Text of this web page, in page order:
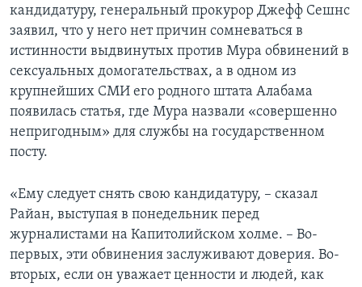
кандидатуру, генеральный прокурор Джефф Сешнс
заявил, что у него нет причин сомневаться в
истинности выдвинутых против Мура обвинений в
сексуальных домогательствах, а в одном из
крупнейших СМИ его родного штата Алабама
появилась статья, где Мура назвали «совершенно
непригодным» для службы на государственном
посту.
«Ему следует снять свою кандидатуру, – сказал
Райан, выступая в понедельник перед
журналистами на Капитолийском холме. – Во-
первых, эти обвинения заслуживают доверия. Во-
вторых, если он уважает ценности и людей, как